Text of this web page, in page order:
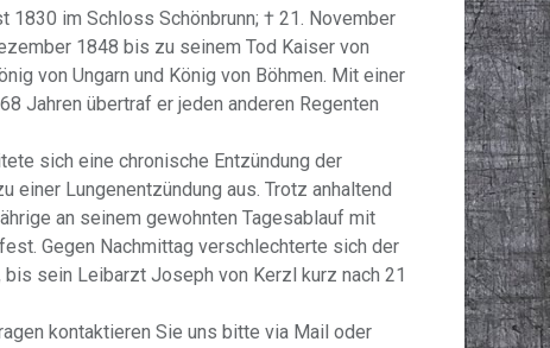
1830 im Schloss Schönbrunn; † 21. November
1848 bis zu seinem Tod Kaiser von
von Ungarn und König von Böhmen. Mit einer
Jahren übertraf er jeden anderen Regenten
sich eine chronische Entzündung der
einer Lungenentzündung aus. Trotz anhaltend
an seinem gewohnten Tagesablauf mit
Gegen Nachmittag verschlechterte sich der
sein Leibarzt Joseph von Kerzl kurz nach 21
kontaktieren Sie uns bitte via Mail oder